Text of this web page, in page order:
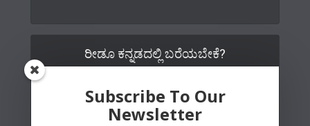
ರೀಡೂ ಕನ್ನಡದಲ್ಲಿ ಬರೆಯಬೇಕೆ?
Subscribe To Our
Newsletter